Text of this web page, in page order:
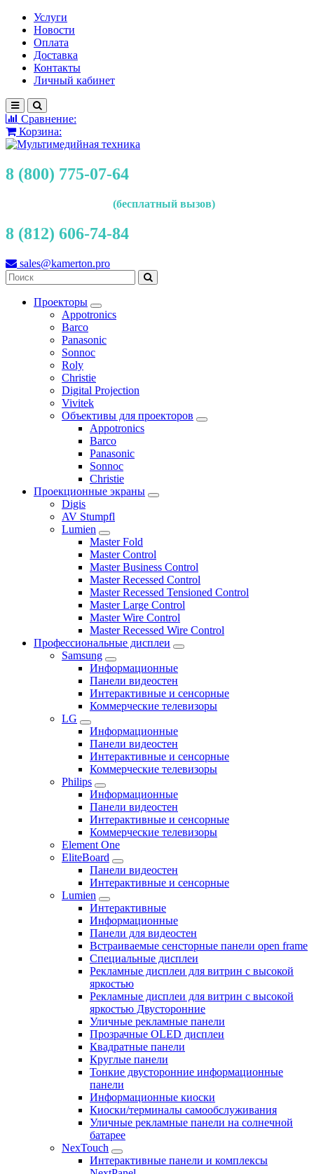
Услуги
Новости
Оплата
Доставка
Контакты
Личный кабинет
Сравнение:
Корзина:
8 (800) 775-07-64
(бесплатный вызов)
8 (812) 606-74-84
sales@kamerton.pro
Проекторы
Appotronics
Barco
Panasonic
Sonnoc
Roly
Christie
Digital Projection
Vivitek
Объективы для проекторов
Appotronics
Barco
Panasonic
Sonnoc
Сhristie
Проекционные экраны
Digis
AV Stumpfl
Lumien
Master Fold
Master Control
Master Business Control
Master Recessed Control
Master Recessed Tensioned Control
Master Large Control
Master Wire Control
Master Recessed Wire Control
Профессиональные дисплеи
Samsung
Информационные
Панели видеостен
Интерактивные и сенсорные
Коммерческие телевизоры
LG
Информационные
Панели видеостен
Интерактивные и сенсорные
Коммерческие телевизоры
Philips
Информационные
Панели видеостен
Интерактивные и сенсорные
Коммерческие телевизоры
Element One
EliteBoard
Панели видеостен
Интерактивные и сенсорные
Lumien
Интерактивные
Информационные
Панели для видеостен
Встраиваемые сенсторные панели open frame
Специальные дисплеи
Рекламные дисплеи для витрин с высокой
яркостью
Рекламные дисплеи для витрин с высокой
яркостью Двусторонние
Уличные рекламные панели
Прозрачные OLED дисплеи
Квадратные панели
Круглые панели
Тонкие двусторонние информационные
панели
Информационные киоски
Киоски/терминалы самообслуживания
Уличные рекламные панели на солнечной
батарее
NexTouch
Интерактивные панели и комплексы